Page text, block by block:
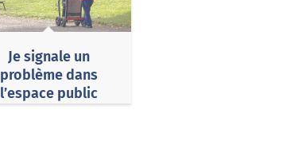
Je signale un
problème dans
l’espace public